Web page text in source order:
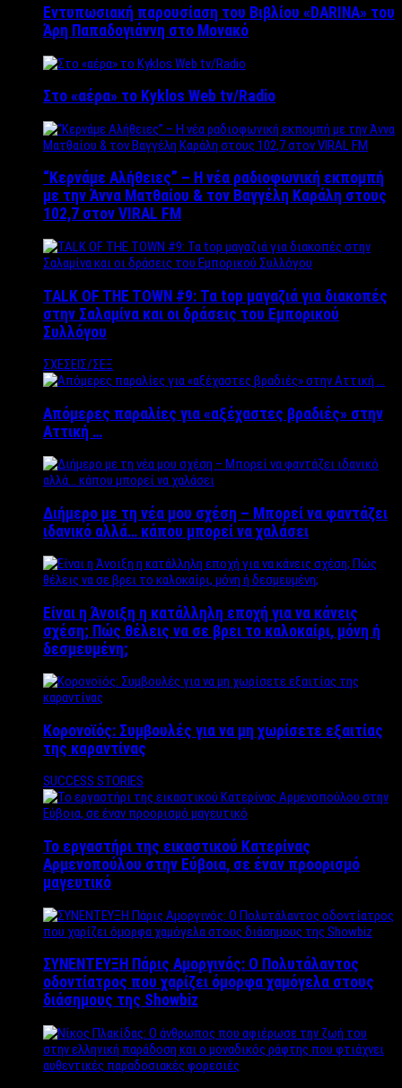
Εντυπωσιακή παρουσίαση του Βιβλίου «DARINA» του
Άρη Παπαδογιάννη στο Μονακό
Στο «αέρα» το Kyklos Web tv/Radio
“Kερνάμε Αλήθειες” – Η νέα ραδιοφωνική εκπομπή
με την Άννα Ματθαίου & τον Βαγγέλη Καράλη στους
102,7 στον VIRAL FM
TALK OF THE TOWN #9: Τα top μαγαζιά για διακοπές
στην Σαλαμίνα και οι δράσεις του Εμπορικού
Συλλόγου
ΣΧΕΣΕΙΣ/ΣΕΞ
Απόμερες παραλίες για «αξέχαστες βραδιές» στην
Αττική …
Διήμερο με τη νέα μου σχέση – Μπορεί να φαντάζει
ιδανικό αλλά… κάπου μπορεί να χαλάσει
Είναι η Άνοιξη η κατάλληλη εποχή για να κάνεις
σχέση; Πώς θέλεις να σε βρει το καλοκαίρι, μόνη ή
δεσμευμένη;
Κορονοϊός: Συμβουλές για να μη χωρίσετε εξαιτίας
της καραντίνας
SUCCESS STORIES
Το εργαστήρι της εικαστικού Κατερίνας
Αρμενοπούλου στην Εύβοια, σε έναν προορισμό
μαγευτικό
ΣΥΝΕΝΤΕΥΞΗ Πάρις Αμοργινός: O Πολυτάλαντος
οδοντίατρος που χαρίζει όμορφα χαμόγελα στους
διάσημους της Showbiz